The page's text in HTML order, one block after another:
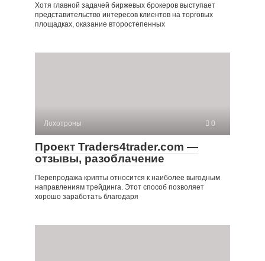
Хотя главной задачей биржевых брокеров выступает
представительство интересов клиентов на торговых
площадках, оказание второстепенных
Лохотроны 0
Проект Traders4trader.com —
отзывы, разоблачение
Перепродажа крипты относится к наиболее выгодным
направлениям трейдинга. Этот способ позволяет
хорошо заработать благодаря